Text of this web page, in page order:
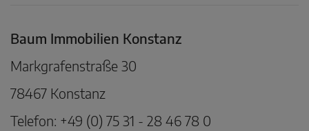
Baum Immobilien Konstanz
Markgrafenstraße 30
78467 Konstanz
Telefon: +49 (0) 75 31 - 28 46 78 0